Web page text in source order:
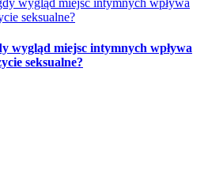
wygląd miejsc intymnych wpływa
seksualne?